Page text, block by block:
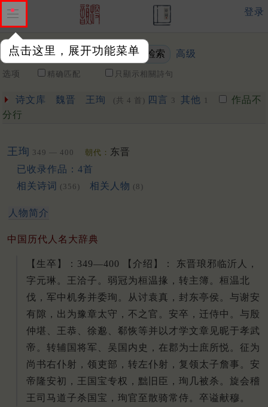
点击这里，展开功能菜单
登录
关键词 高级
选项 精确匹配 只顯示相關詩句
诗文库 魏晋 王珣 (共 4 首) 四言 3 其他 1
作品不
分行
王珣 349 — 400 朝代： 东晋
已收录作品：4首
相关诗词 (356) 相关人物 (8)
人物简介
中国历代人名大辞典
【生卒】：349—400 【介绍】： 东晋琅邪临沂人，
字元琳。王洽子。弱冠为桓温掾，转主簿。桓温北
伐，军中机务并委珣。从讨袁真，封东亭侯。与谢安
有隙，出为豫章太守，不之官。安卒，迁侍中。与殷
仲堪、王恭、徐邈、郗恢等并以才学文章见昵于孝武
帝。转辅国将军、吴国内史，在郡为士庶所悦。征为
尚书右仆射，领吏部，转左仆射，复领太子詹事。安
帝隆安初，王国宝专权，黜旧臣，珣几被杀。旋会稽
王司马道子杀国宝，珣官至散骑常侍。卒谥献穆。